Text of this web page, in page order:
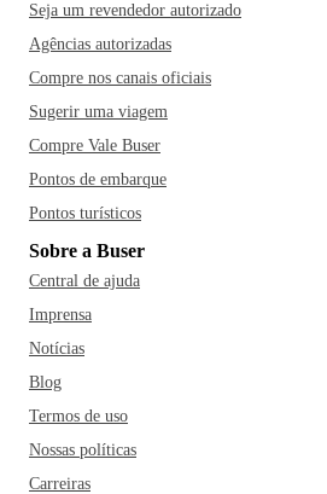
Seja um revendedor autorizado
Agências autorizadas
Compre nos canais oficiais
Sugerir uma viagem
Compre Vale Buser
Pontos de embarque
Pontos turísticos
Sobre a Buser
Central de ajuda
Imprensa
Notícias
Blog
Termos de uso
Nossas políticas
Carreiras